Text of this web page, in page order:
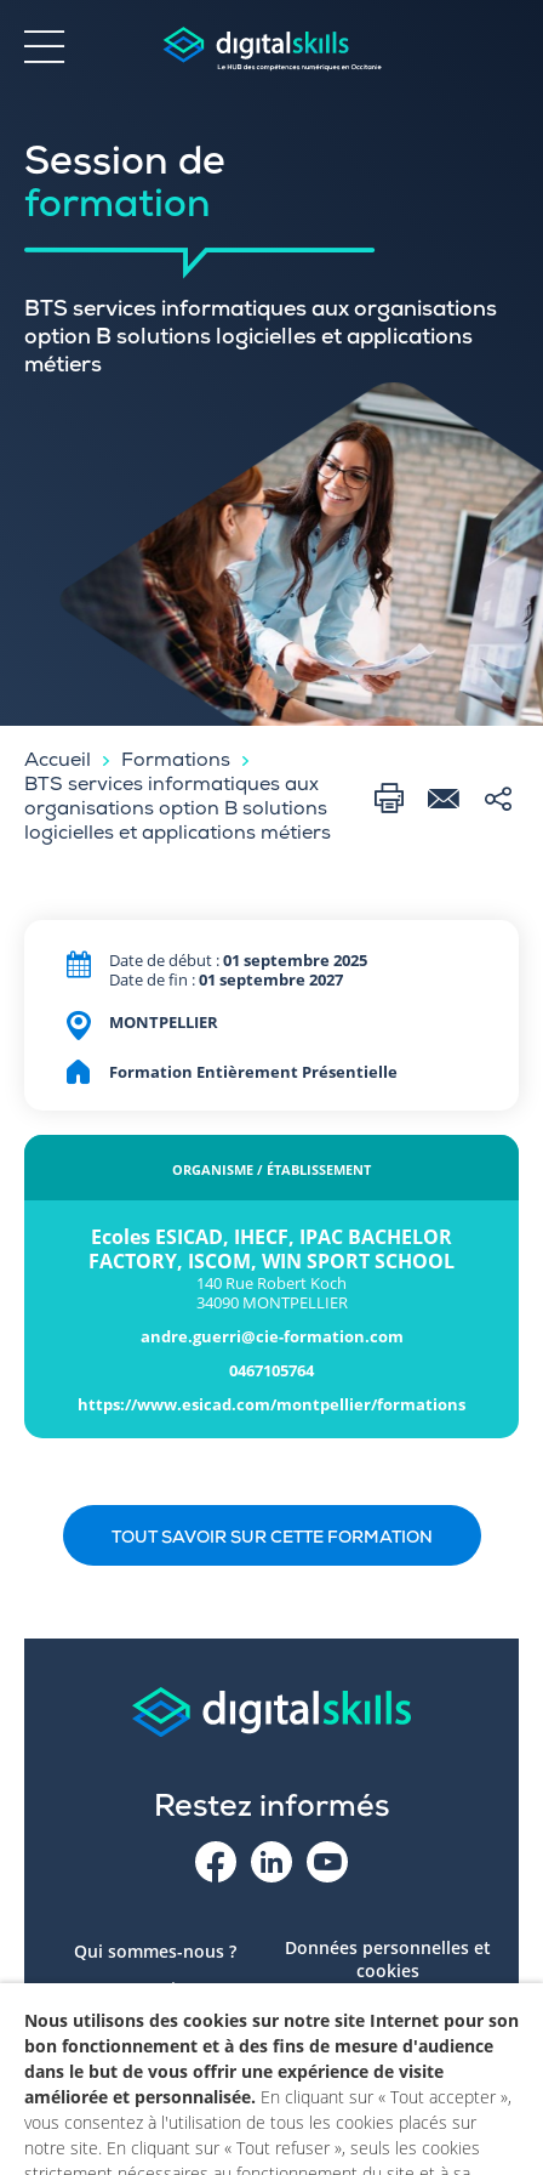
Accessibilité
Session de
formation
BTS services informatiques aux organisations
option B solutions logicielles et applications
métiers
Accueil
Formations
BTS services informatiques aux
organisations option B solutions
logicielles et applications métiers
Date de début :01 septembre 2025
Date de fin :01 septembre 2027
MONTPELLIER
Formation Entièrement Présentielle
ORGANISME / ÉTABLISSEMENT
Ecoles ESICAD, IHECF, IPAC BACHELOR
FACTORY, ISCOM, WIN SPORT SCHOOL
140 Rue Robert Koch
34090 MONTPELLIER
andre.guerri@cie-formation.com
0467105764
https://www.esicad.com/montpellier/formations
TOUT SAVOIR SUR CETTE FORMATION
Restez informés
Qui sommes-nous ?
Le projet
Contactez-nous
Mon compte
Données personnelles et
cookies
conforme
Mentions légales
Nous utilisons des cookies sur notre site Internet pour son
bon fonctionnement et à des fins de mesure d'audience
dans le but de vous offrir une expérience de visite
améliorée et personnalisée. En cliquant sur « Tout accepter »,
vous consentez à l'utilisation de tous les cookies placés sur
notre site. En cliquant sur « Tout refuser », seuls les cookies